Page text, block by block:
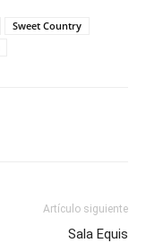
Sweet Country
Artículo siguiente
Sala Equis